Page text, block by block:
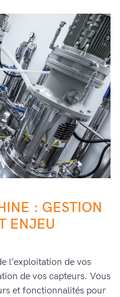
: GESTION
ENJEU
l’exploitation de vos
de vos capteurs. Vous
et fonctionnalités pour